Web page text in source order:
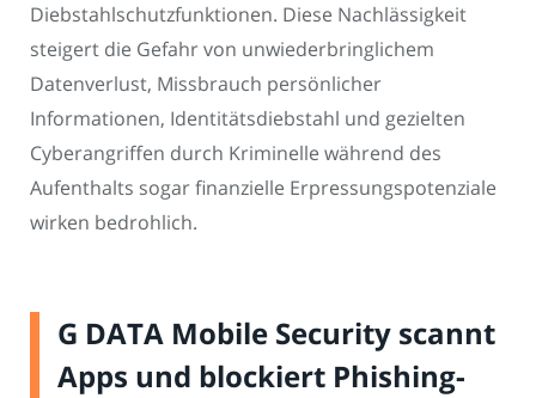
Diebstahlschutzfunktionen. Diese Nachlässigkeit
steigert die Gefahr von unwiederbringlichem
Datenverlust, Missbrauch persönlicher
Informationen, Identitätsdiebstahl und gezielten
Cyberangriffen durch Kriminelle während des
Aufenthalts sogar finanzielle Erpressungspotenziale
wirken bedrohlich.
G DATA Mobile Security scannt
Apps und blockiert Phishing-